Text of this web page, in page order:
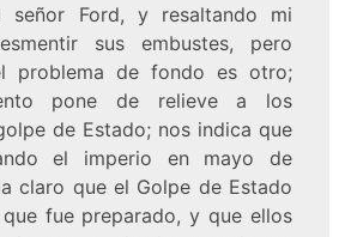
señor Ford, y resaltando mi
sus embustes, pero
problema de fondo es otro;
pone de relieve a los
de Estado; nos indica que
el imperio en mayo de
claro que el Golpe de Estado
fue preparado, y que ellos